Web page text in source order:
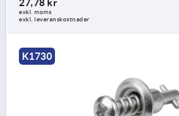
27,78 kr
exkl. moms
exkl. leveranskostnader
K1730